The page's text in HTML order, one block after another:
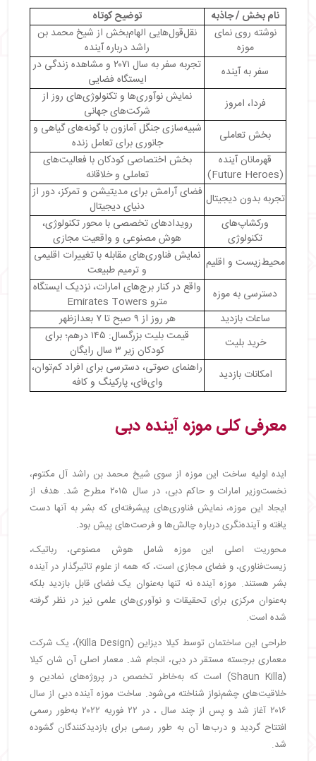
نام بخش / جاذبه
توضیح کوتاه
نوشته روی نمای
موزه
نقل‌قول‌هایی الهام‌بخش از شیخ محمد بن
راشد درباره آینده
سفر به آینده
تجربه سفر به سال ۲۰۷۱ و مشاهده زندگی در
ایستگاه فضایی
فردا، امروز
نمایش نوآوری‌ها و تکنولوژی‌های روز از
شرکت‌های جهانی
بخش تعاملی
شبیه‌سازی جنگل آمازون با گونه‌های گیاهی و
جانوری برای تعامل زنده
قهرمانان آینده
(Future Heroes)
بخش اختصاصی کودکان با فعالیت‌های
تعاملی و خلاقانه
تجربه بدون دیجیتال فضای آرامش برای مدیتیشن و تمرکز، دور از
دنیای دیجیتال
ورکشاپ‌های
تکنولوژی
رویدادهای تخصصی با محور تکنولوژی،
هوش مصنوعی و واقعیت مجازی
محیط‌زیست و اقلیم نمایش فناوری‌های مقابله با تغییرات اقلیمی
و ترمیم طبیعت
دسترسی به موزه
واقع در کنار برج‌های امارات، نزدیک ایستگاه
مترو Emirates Towers
ساعات بازدید
هر روز از ۹ صبح تا ۷ بعدازظهر
خرید بلیت
قیمت بلیت بزرگسال: ۱۴۵ درهم؛ برای
کودکان زیر ۳ سال رایگان
امکانات بازدید
راهنمای صوتی، دسترسی برای افراد کم‌توان،
وای‌فای، پارکینگ و کافه
معرفی کلی موزه آینده دبی
ایده اولیه ساخت این موزه از سوی شیخ محمد بن راشد آل مکتوم،
نخست‌وزیر امارات و حاکم دبی، در سال ۲۰۱۵ مطرح شد. هدف از
ایجاد این موزه، نمایش فناوری‌های پیشرفته‌ای که بشر به آنها دست
یافته و آینده‌نگری درباره چالش‌ها و فرصت‌های پیش بود.
محوریت اصلی این موزه شامل هوش مصنوعی، رباتیک،
زیست‌فناوری، و فضای مجازی است، که همه از علوم تاثیرگذار در آینده
بشر هستند. موزه آینده نه تنها به‌عنوان یک فضای قابل بازدید بلکه
به‌عنوان مرکزی برای تحقیقات و نوآوری‌های علمی نیز در نظر گرفته
شده است.
طراحی این ساختمان توسط کیلا دیزاین (Killa Design)، یک شرکت
معماری برجسته مستقر در دبی، انجام شد. معمار اصلی آن شان کیلا
(Shaun Killa) است که به‌خاطر تخصص در پروژه‌های نمادین و
خلاقیت‌های چشم‌نواز شناخته می‌شود. ساخت موزه آینده دبی از سال
۲۰۱۶ آغاز شد و پس از چند سال ، در ۲۲ فوریه ۲۰۲۲ به‌طور رسمی
افتتاح گردید و درب‌ها آن به طور رسمی برای بازدیدکنندگان گشوده
شد.